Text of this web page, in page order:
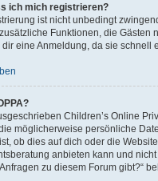
ich mich registrieren?
ist nicht unbedingt
Funktionen, die Gästen
eine Anmeldung, da sie schnell
Children’s Online
möglicherweise persönliche
ob dies auf dich oder die
anbieten kann und
zu diesem Forum gibt?“